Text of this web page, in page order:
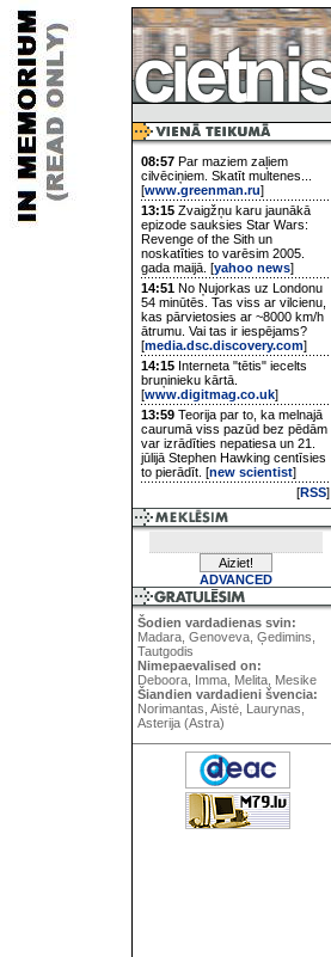
08:57 Par maziem zaļiem
cilvēciņiem. Skatīt multenes...
[www.greenman.ru]
13:15 Zvaigžņu karu jaunākā
epizode sauksies Star Wars:
Revenge of the Sith un
noskatīties to varēsim 2005.
gada maijā. [yahoo news]
14:51 No Ņujorkas uz Londonu
54 minūtēs. Tas viss ar vilcienu,
kas pārvietosies ar ~8000 km/h
ātrumu. Vai tas ir iespējams?
[media.dsc.discovery.com]
14:15 Interneta "tētis" iecelts
bruņinieku kārtā.
[www.digitmag.co.uk]
13:59 Teorija par to, ka melnajā
caurumā viss pazūd bez pēdām
var izrādīties nepatiesa un 21.
jūlijā Stephen Hawking centīsies
to pierādīt. [new scientist]
[RSS]
ADVANCED
Šodien vardadienas svin:
Madara, Genoveva, Ģedimins,
Tautgodis
Nimepaevalised on:
Deboora, Imma, Melita, Mesike
Šiandien vardadieni švencia:
Norimantas, Aistė, Laurynas,
Asterija (Astra)